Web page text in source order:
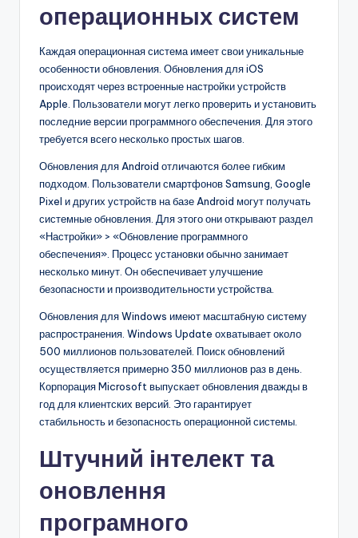
операционных систем
Каждая операционная система имеет свои уникальные
особенности обновления. Обновления для iOS
происходят через встроенные настройки устройств
Apple. Пользователи могут легко проверить и установить
последние версии программного обеспечения. Для этого
требуется всего несколько простых шагов.
Обновления для Android отличаются более гибким
подходом. Пользователи смартфонов Samsung, Google
Pixel и других устройств на базе Android могут получать
системные обновления. Для этого они открывают раздел
«Настройки» > «Обновление программного
обеспечения». Процесс установки обычно занимает
несколько минут. Он обеспечивает улучшение
безопасности и производительности устройства.
Обновления для Windows имеют масштабную систему
распространения. Windows Update охватывает около
500 миллионов пользователей. Поиск обновлений
осуществляется примерно 350 миллионов раз в день.
Корпорация Microsoft выпускает обновления дважды в
год для клиентских версий. Это гарантирует
стабильность и безопасность операционной системы.
Штучний інтелект та
оновлення
програмного